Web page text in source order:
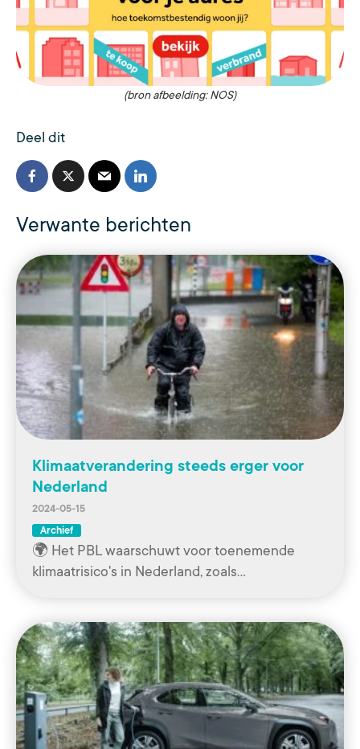
(bron afbeelding: NOS)
Deel dit
Verwante berichten
Klimaatverandering steeds erger voor
Nederland
2024-05-15
Archief
🌍 Het PBL waarschuwt voor toenemende
klimaatrisico's in Nederland, zoals…